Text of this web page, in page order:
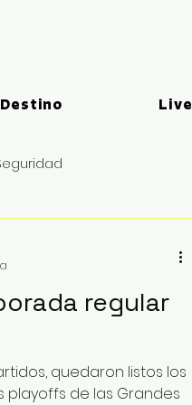
Live
regular
quedaron listos los
playoffs de las Grandes